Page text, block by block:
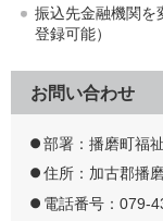
振込先金融機関を
登録可能）
お問い合わせ
部署：播磨町福
住所：加古郡播
電話番号：079-